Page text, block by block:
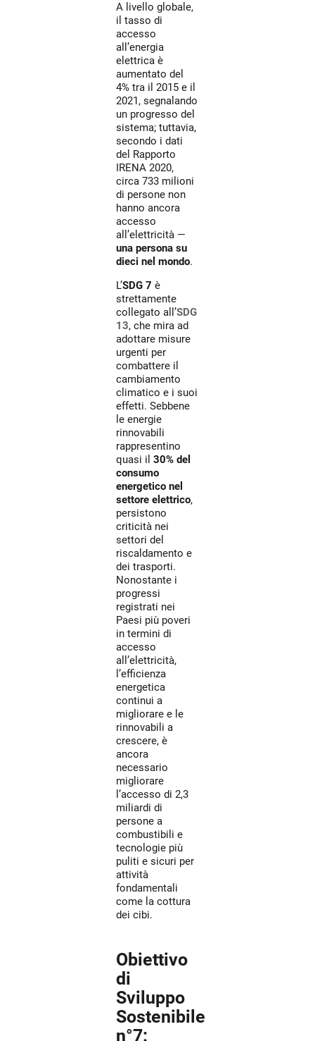
A livello globale,
il tasso di
accesso
all’energia
elettrica è
aumentato del
4% tra il 2015 e il
2021, segnalando
un progresso del
sistema; tuttavia,
secondo i dati
del Rapporto
IRENA 2020,
circa 733 milioni
di persone non
hanno ancora
accesso
all’elettricità —
una persona su
dieci nel mondo.
L’SDG 7 è
strettamente
collegato all’SDG
13, che mira ad
adottare misure
urgenti per
combattere il
cambiamento
climatico e i suoi
effetti. Sebbene
le energie
rinnovabili
rappresentino
quasi il 30% del
consumo
energetico nel
settore elettrico,
persistono
criticità nei
settori del
riscaldamento e
dei trasporti.
Nonostante i
progressi
registrati nei
Paesi più poveri
in termini di
accesso
all’elettricità,
l’efficienza
energetica
continui a
migliorare e le
rinnovabili a
crescere, è
ancora
necessario
migliorare
l’accesso di 2,3
miliardi di
persone a
combustibili e
tecnologie più
puliti e sicuri per
attività
fondamentali
come la cottura
dei cibi.
Obiettivo
di
Sviluppo
Sostenibile
n°7: